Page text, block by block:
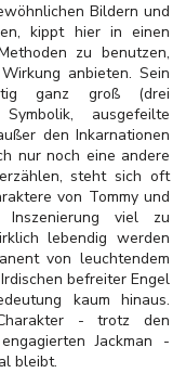
Bildern und
kippt hier in einen
zu benutzen,
anbieten. Sein
ganz groß (drei
ausgefeilte
den Inkarnationen
nur noch eine andere
steht sich oft
von Tommy und
viel zu
lebendig werden
von leuchtendem
befreiter Engel
kaum hinaus.
- trotz den
Jackman -
bleibt.